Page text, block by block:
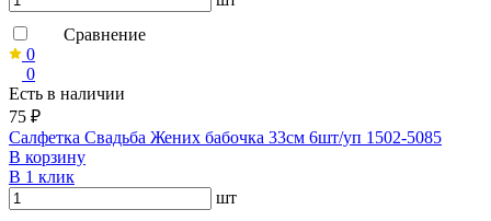
Сравнение
0
0
Есть в наличии
75 ₽
Салфетка Свадьба Жених бабочка 33см 6шт/уп 1502-5085
В корзину
В 1 клик
шт